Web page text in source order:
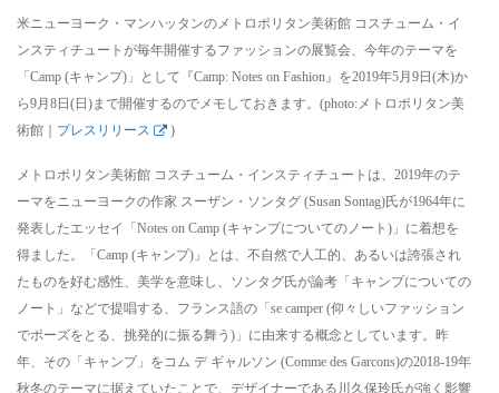
米ニューヨーク・マンハッタンのメトロポリタン美術館 コスチューム・イ
ンスティチュートが毎年開催するファッションの展覧会、今年のテーマを
「Camp (キャンプ)」として『Camp: Notes on Fashion』を2019年5月9日(木)か
ら9月8日(日)まで開催するのでメモしておきます。(photo:メトロポリタン美
術館｜ プレスリリース )
メトロポリタン美術館 コスチューム・インスティチュートは、2019年のテ
ーマをニューヨークの作家 スーザン・ソンタグ (Susan Sontag)氏が1964年に
発表したエッセイ「Notes on Camp (キャンプについてのノート)」に着想を
得ました。「Camp (キャンプ)」とは、不自然で人工的、あるいは誇張され
たものを好む感性、美学を意味し、ソンタグ氏が論考「キャンプについての
ノート」などで提唱する、フランス語の「se camper (仰々しいファッション
でポーズをとる、挑発的に振る舞う)」に由来する概念としています。昨
年、その「キャンプ」をコム デ ギャルソン (Comme des Garcons)の2018-19年
秋冬のテーマに据えていたことで、デザイナーである川久保玲氏が強く影響